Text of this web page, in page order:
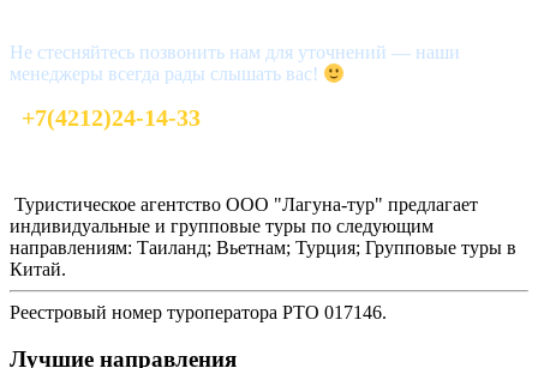
Не стесняйтесь позвонить нам для уточнений — наши
менеджеры всегда рады слышать вас!
+7(4212)24-14-33
Туристическое агентство ООО "Лагуна-тур" предлагает
индивидуальные и групповые туры по следующим
направлениям: Таиланд; Вьетнам; Турция; Групповые туры в
Китай.
Реестровый номер туроператора РТО 017146.
Лучшие направления